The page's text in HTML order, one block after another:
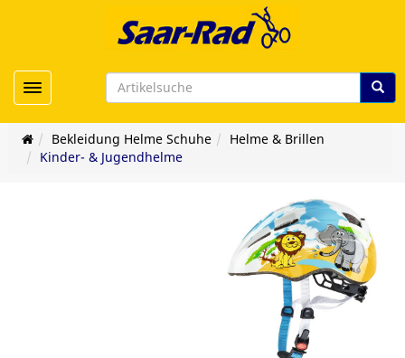
Toggle navigation
Bekleidung Helme Schuhe
Helme & Brillen
Kinder- & Jugendhelme